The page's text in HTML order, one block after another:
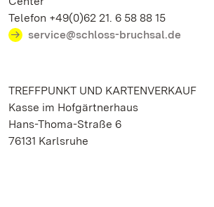
Telefon +49(0)62 21. 6 58 88 15
service@schloss-bruchsal.de
TREFFPUNKT UND KARTENVERKAUF
Kasse im Hofgärtnerhaus
Hans-Thoma-Straße 6
76131 Karlsruhe